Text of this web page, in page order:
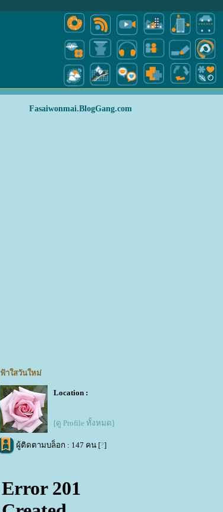
Fasaiwonmai.BlogGang.com
ฟ้าใสวันใหม่
Location :
[ดู Profile ทั้งหมด]
ผู้ติดตามบล็อก : 147 คน [?]